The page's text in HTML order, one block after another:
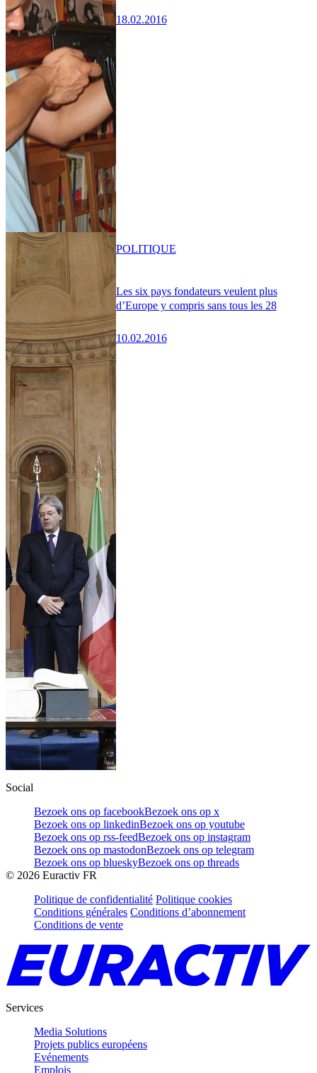
18.02.2016
Les six pays fondateurs veulent plus
d’Europe y compris sans tous les 28
10.02.2016
POLITIQUE
Social
Bezoek ons op facebookBezoek ons op x
Bezoek ons op linkedinBezoek ons op youtube
Bezoek ons op rss-feedBezoek ons op instagram
Bezoek ons op mastodonBezoek ons op telegram
Bezoek ons op blueskyBezoek ons op threads
© 2026 Euractiv FR
Politique de confidentialité Politique cookies
Conditions générales Conditions d’abonnement
Conditions de vente
Services
Media Solutions
Projets publics européens
Evénements
Emplois